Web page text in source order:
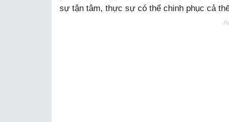
sự tận tâm, thực sự có thể chinh phục cả